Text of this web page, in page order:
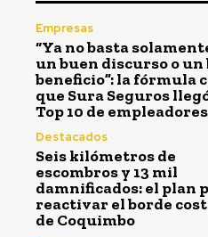
Empresas
“Ya no basta
un buen discurso o un
beneficio”: la fórmula
que Sura Seguros
Top 10 de
Destacados
Seis kilómetros de
escombros y 13 mil
damnificados: el plan
reactivar el borde
de Coquimbo